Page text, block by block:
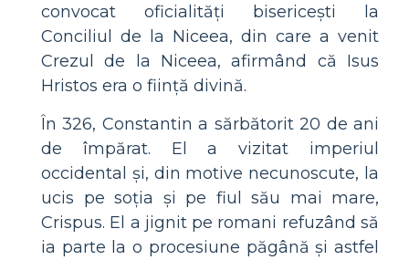
convocat oficialități bisericești la
Conciliul de la Niceea, din care a venit
Crezul de la Niceea, afirmând că Isus
Hristos era o ființă divină.
În 326, Constantin a sărbătorit 20 de ani
de împărat. El a vizitat imperiul
occidental și, din motive necunoscute, la
ucis pe soția și pe fiul său mai mare,
Crispus. El a jignit pe romani refuzând să
ia parte la o procesiune păgână și astfel